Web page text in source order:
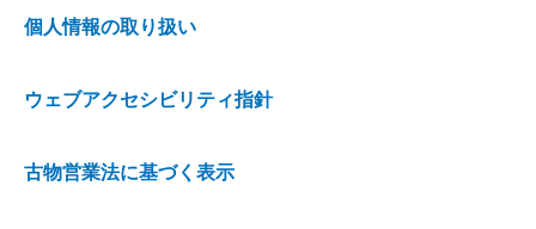
個人情報の取り扱い
ウェブアクセシビリティ指針
古物営業法に基づく表示